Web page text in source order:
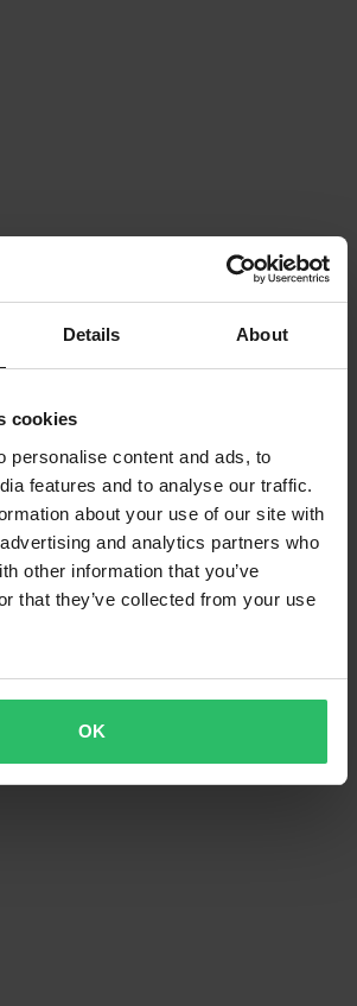
Details About
cookies
personalise content and ads, to
features and to analyse our traffic.
about your use of our site with
and analytics partners who
other information that you’ve
that they’ve collected from your use
OK